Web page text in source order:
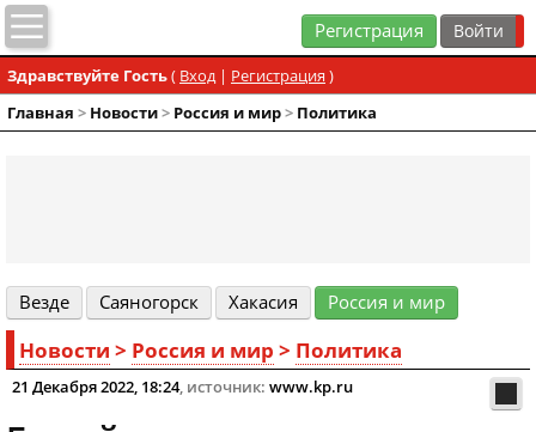
Регистрация
Здравствуйте Гость( Вход| Регистрация )
Главная > Новости> Россия и мир> Политика
Везде Cаяногорск Хакасия Россия и мир
Новости > Россия и мир > Политика
21 Декабря 2022, 18:24, источник: www.kp.ru